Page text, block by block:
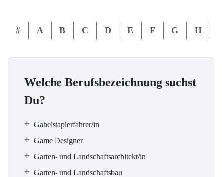
# A B C D E F G H
Welche Berufsbezeichnung suchst
Du?
Gabelstaplerfahrer/in
Game Designer
Garten- und Landschaftsarchitekt/in
Garten- und Landschaftsbau